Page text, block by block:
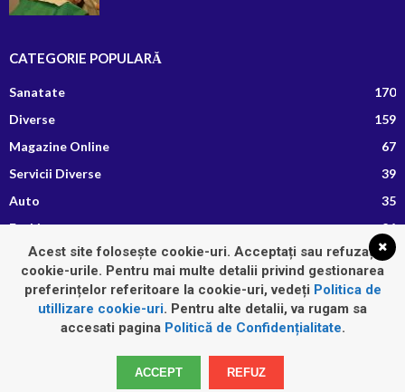
CATEGORIE POPULARĂ
Sanatate
170
Diverse
159
Magazine Online
67
Servicii Diverse
39
Auto
35
Fashion
26
Afaceri si Finante
13
Retete Culinare
Diverse Fashion Imobiliare
Servicii Diverse
Acest site folosește cookie-uri. Acceptați sau refuzați
cookie-urile. Pentru mai multe detalii privind gestionarea
preferințelor referitoare la cookie-uri, vedeți Politica de
utillizare cookie-uri. Pentru alte detalii, va rugam sa
accesati pagina Politică de Confidențialitate.
ACCEPT REFUZ